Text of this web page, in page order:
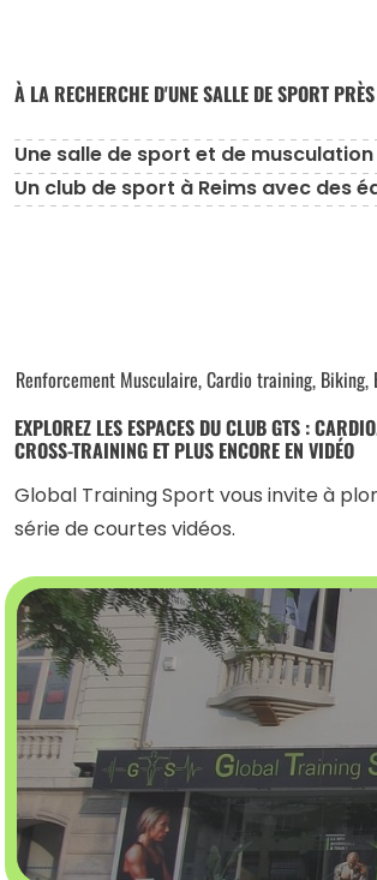
À LA RECHERCHE D'UNE SALLE DE SPORT
Une salle de sport et de
Un club de sport à Reims avec des
EXPLOREZ LES ESPACES DU CLUB GTS :
CROSS-TRAINING ET PLUS ENCORE EN VIDÉO
Renforcement Musculaire, Cardio training,
Global Training Sport vous invite à
série de courtes vidéos.